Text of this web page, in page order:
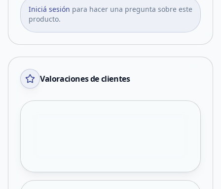
Iniciá sesión para hacer una pregunta sobre este
producto.
Valoraciones de clientes